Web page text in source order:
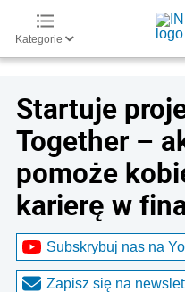
Kategorie
Startuje
Together –
pomoże
karierę w
Subskrybuj nas na
Zapisz się na